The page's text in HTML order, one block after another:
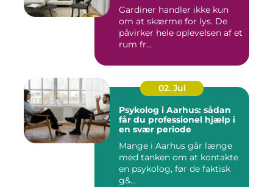
Gardiner handler ikke kun
om at skærme for lys. De
påvirker hele oplevelsen af et
rum fr...
02. Jul
Psykolog i Aarhus: sådan
får du professionel hjælp i
en svær periode
Mange i Aarhus går længe
med tanken om at kontakte
en psykolog, før de faktisk
g&...